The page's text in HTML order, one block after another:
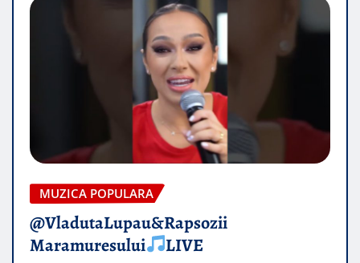
MUZICA POPULARA
@VladutaLupau&Rapsozii
Maramuresului
LIVE